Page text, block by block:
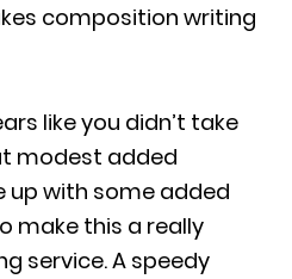
composition writing
like you didn’t take
modest added
up with some added
make this a really
service. A speedy